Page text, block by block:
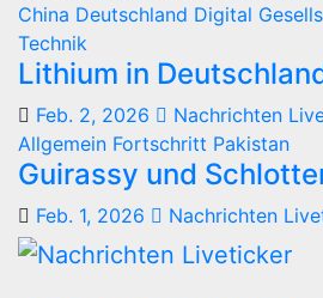
China Deutschland Digital
Technik
Lithium in
Feb. 2, 2026
Nachrichten
Allgemein Fortschritt Pakistan
Guirassy und
Feb. 1, 2026 Nachrichten